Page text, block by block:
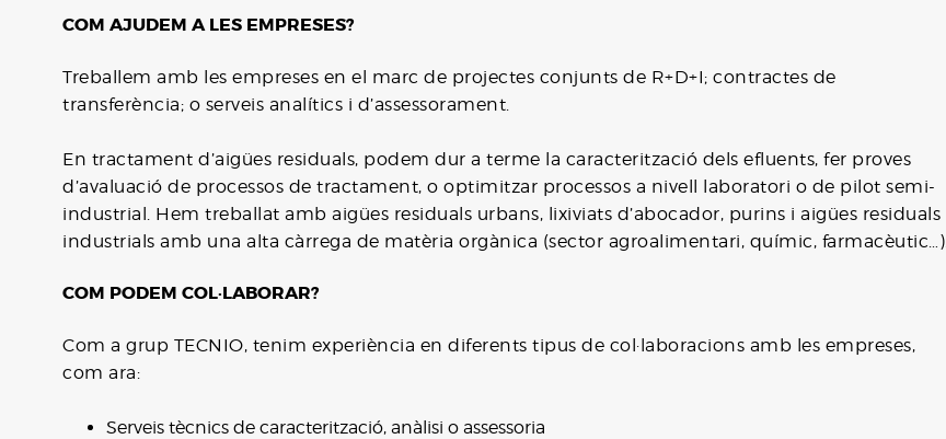
COM AJUDEM A LES EMPRESES?
Treballem amb les empreses en el marc de projectes conjunts de R+D+I; contractes de
transferència; o serveis analítics i d’assessorament.
En tractament d’aigües residuals, podem dur a terme la caracterització dels efluents, fer proves
d’avaluació de processos de tractament, o optimitzar processos a nivell laboratori o de pilot semi-
industrial. Hem treballat amb aigües residuals urbans, lixiviats d’abocador, purins i aigües residuals
industrials amb una alta càrrega de matèria orgànica (sector agroalimentari, químic, farmacèutic…).
COM PODEM COL·LABORAR?
Com a grup TECNIO, tenim experiència en diferents tipus de col·laboracions amb les empreses,
com ara:
Serveis tècnics de caracterització, anàlisi o assessoria